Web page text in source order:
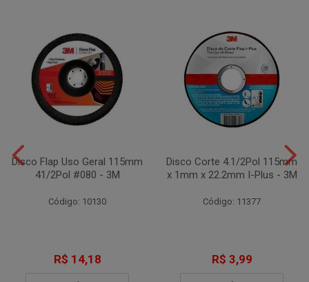
Disco Flap Uso Geral 115mm
41/2Pol #080 - 3M
Código: 10130
R$ 14,18
Disco Corte 4.1/2Pol 115mm
x 1mm x 22.2mm I-Plus - 3M
Código: 11377
R$ 3,99